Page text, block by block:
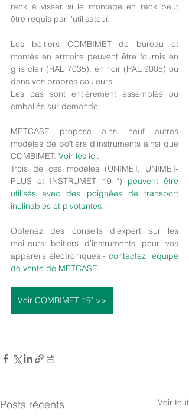
rack à visser si le montage en rack peut
être requis par l'utilisateur.
Les boitiers COMBIMET de bureau et
montés en armoire peuvent être fournis en
gris clair (RAL 7035), en noir (RAL 9005) ou
dans vos propres couleurs.
Les cas sont entièrement assemblés ou
emballés sur demande.
METCASE propose ainsi neuf autres
modèles de boîtiers d’instruments ainsi que
COMBIMET. Voir les ici.
Trois de ces modèles (UNIMET, UNIMET-
PLUS et INSTRUMET 19 ") peuvent être
utilisés avec des poignées de transport
inclinables et pivotantes.
Obtenez des conseils d'expert sur les
meilleurs boitiers d'instruments pour vos
appareils électroniques - contactez l'équipe
de vente de METCASE.
Voir COMBIMET 19" >>
Posts récents Voir tout